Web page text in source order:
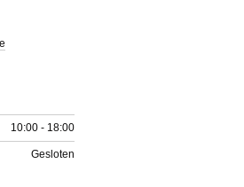
10:00 - 18:00
Gesloten